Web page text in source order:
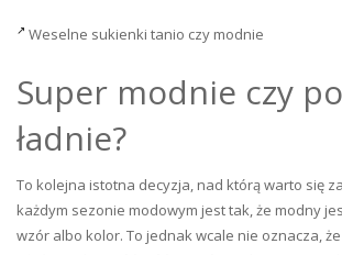
Weselne sukienki tanio czy modnie
Super modnie czy
ładnie?
To kolejna istotna decyzja, nad którą warto się
każdym sezonie modowym jest tak, że modny
wzór albo kolor. To jednak wcale nie oznacza,